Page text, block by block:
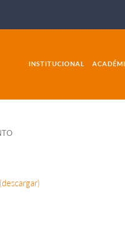
INSTITUCIONAL
(descargar)